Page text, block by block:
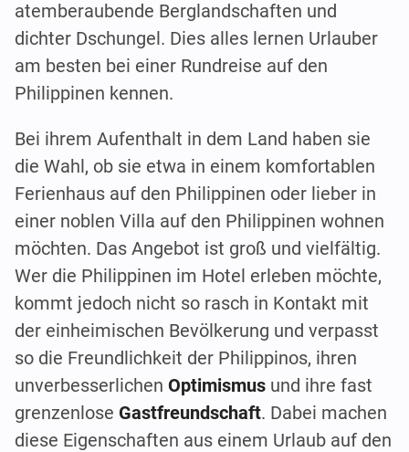
atemberaubende Berglandschaften und
dichter Dschungel. Dies alles lernen Urlauber
am besten bei einer Rundreise auf den
Philippinen kennen.
Bei ihrem Aufenthalt in dem Land haben sie
die Wahl, ob sie etwa in einem komfortablen
Ferienhaus auf den Philippinen oder lieber in
einer noblen Villa auf den Philippinen wohnen
möchten. Das Angebot ist groß und vielfältig.
Wer die Philippinen im Hotel erleben möchte,
kommt jedoch nicht so rasch in Kontakt mit
der einheimischen Bevölkerung und verpasst
so die Freundlichkeit der Philippinos, ihren
unverbesserlichen Optimismus und ihre fast
grenzenlose Gastfreundschaft. Dabei machen
diese Eigenschaften aus einem Urlaub auf den